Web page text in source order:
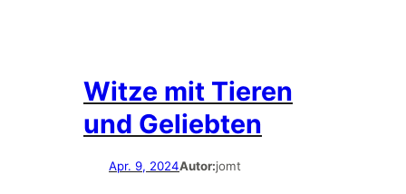
Witze mit Tieren
und Geliebten
Apr. 9, 2024Autor:jomt